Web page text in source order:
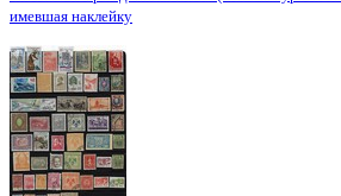
имевшая наклейку